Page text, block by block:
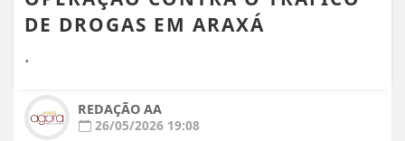
DE DROGAS EM ARAXÁ
.
REDAÇÃO AA
26/05/2026 19:08